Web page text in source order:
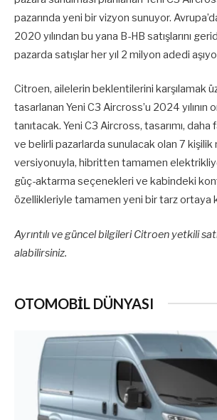
pazarında yeni bir vizyon sunuyor.
2020 yılından bu yana B-HB satışlarını
pazarda satışlar her yıl 2 milyon adedi
Citroen, ailelerin beklentilerini karşılamak
tasarlanan Yeni C3 Aircross’u 2024 yılının
tanıtacak. Yeni C3 Aircross, tasarımı, daha
ve belirli pazarlarda sunulacak olan 7 kişilik
versiyonuyla, hibritten tamamen
güç-aktarma seçenekleri ve kabindeki
özellikleriyle tamamen yeni bir tarz ortaya
Ayrıntılı ve güncel bilgileri Citroen yetkili
alabilirsiniz.
OTOMOBİL DÜNYASI